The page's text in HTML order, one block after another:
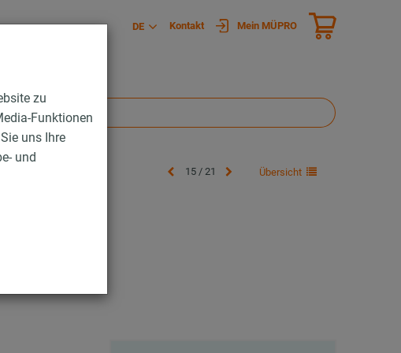
zu
Funktionen
uns Ihre
und
DE Kontakt Mein MÜPRO
15 / 21 Übersicht